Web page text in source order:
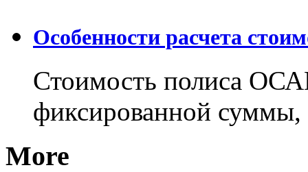
Особенности расчета
Стоимость полиса
фиксированной
More